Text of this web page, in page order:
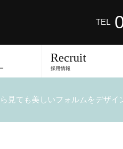
TEL
Recruit
採用情報
見ても美しいフォルムをデザ